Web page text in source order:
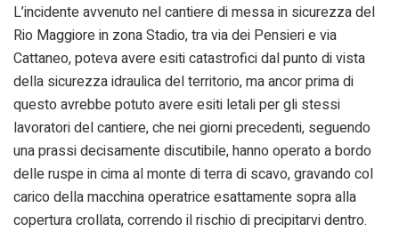
L’incidente avvenuto nel cantiere di messa in sicurezza del
Rio Maggiore in zona Stadio, tra via dei Pensieri e via
Cattaneo, poteva avere esiti catastrofici dal punto di vista
della sicurezza idraulica del territorio, ma ancor prima di
questo avrebbe potuto avere esiti letali per gli stessi
lavoratori del cantiere, che nei giorni precedenti, seguendo
una prassi decisamente discutibile, hanno operato a bordo
delle ruspe in cima al monte di terra di scavo, gravando col
carico della macchina operatrice esattamente sopra alla
copertura crollata, correndo il rischio di precipitarvi dentro.